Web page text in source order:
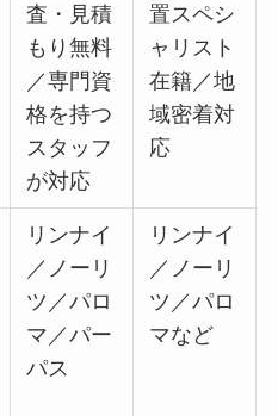
査・見積
もり無料
／専門資
格を持つ
スタッフ
が対応
置スペシ
ャリスト
在籍／地
域密着対
応
リンナイ
／ノーリ
ツ／パロ
マ／パー
パス
リンナイ
／ノーリ
ツ／パロ
マなど